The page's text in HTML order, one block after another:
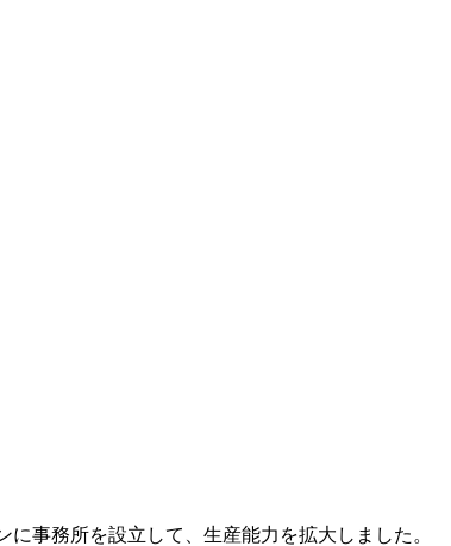
事務所を設立して、生産能力を拡大しました。